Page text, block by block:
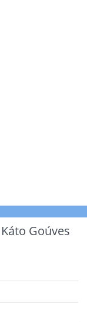
Goúves